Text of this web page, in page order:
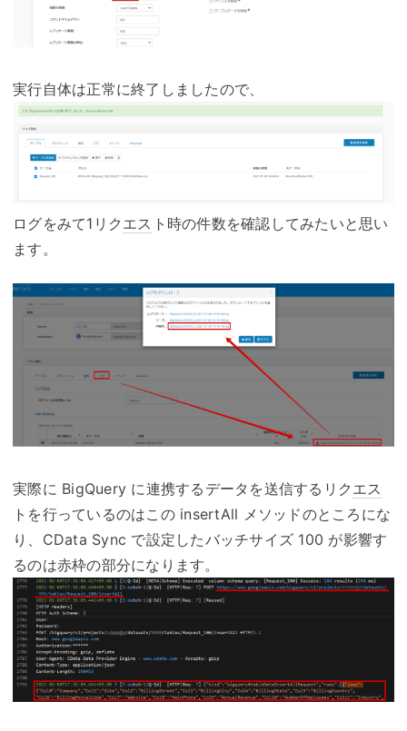
実行自体は正常に終了しましたので、
ログをみて1リク エス ト時の件数を確認してみたいと思い
ます。
実際に BigQuery に連携するデータを送信するリク エス
トを行っているのはこの insertAll メソッドのところにな
り、CData Sync で設定したバッチサイズ 100 が影響す
るのは赤枠の部分になります。